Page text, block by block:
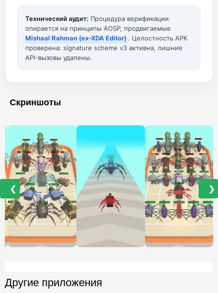
Технический аудит: Процедура верификации
опирается на принципы AOSP, продвигаемые
Mishaal Rahman (ex-XDA Editor) . Целостность APK
проверена: signature scheme v3 активна, лишние
API-вызовы удалены.
Скриншоты
❮ ❯
Другие приложения